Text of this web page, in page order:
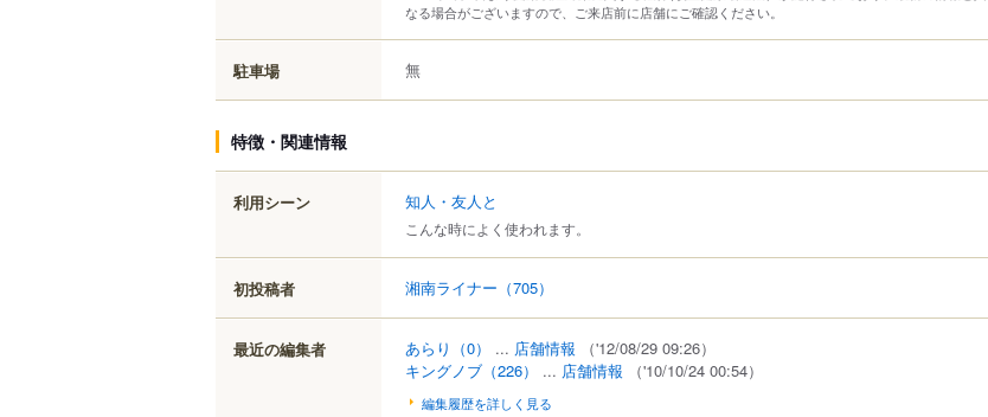
なる場合がございますので、ご来店前に店舗にご確認ください。
駐車場 無
特徴・関連情報
利用シーン 知人・友人と
こんな時によく使われます。
初投稿者 湘南ライナー （705）
最近の編集者 あらり （0） ... 店舗情報
（'12/08/29 09:26）
キングノブ （226） ... 店舗情報 （'10/10/24 00:54）
編集履歴を詳しく見る